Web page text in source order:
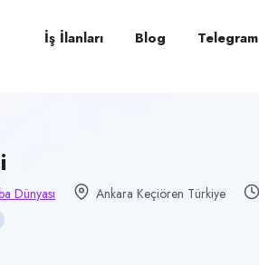
İş İlanları Blog Telegram
Dünyası Ankara Keçiören Türkiye